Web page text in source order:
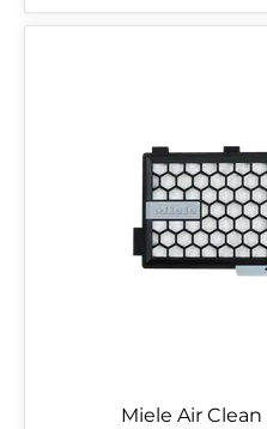
Miele Air Clean